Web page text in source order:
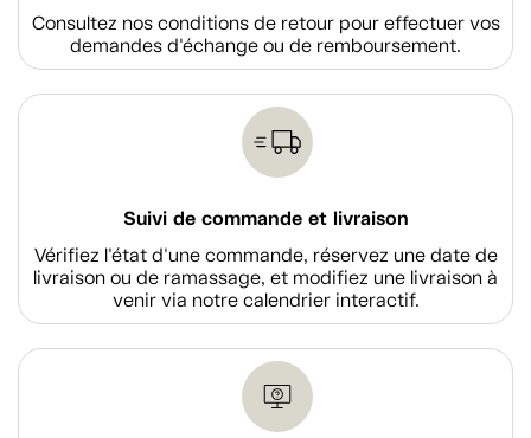
Consultez nos conditions de retour pour effectuer vos
demandes d'échange ou de remboursement.
Suivi de commande et livraison
Vérifiez l'état d'une commande, réservez une date de
livraison ou de ramassage, et modifiez une livraison à
venir via notre calendrier interactif.